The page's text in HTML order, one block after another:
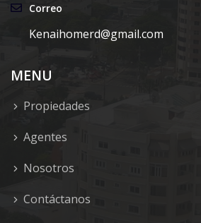
Correo
Kenaihomerd@gmail.com
MENU
Propiedades
Agentes
Nosotros
Contáctanos